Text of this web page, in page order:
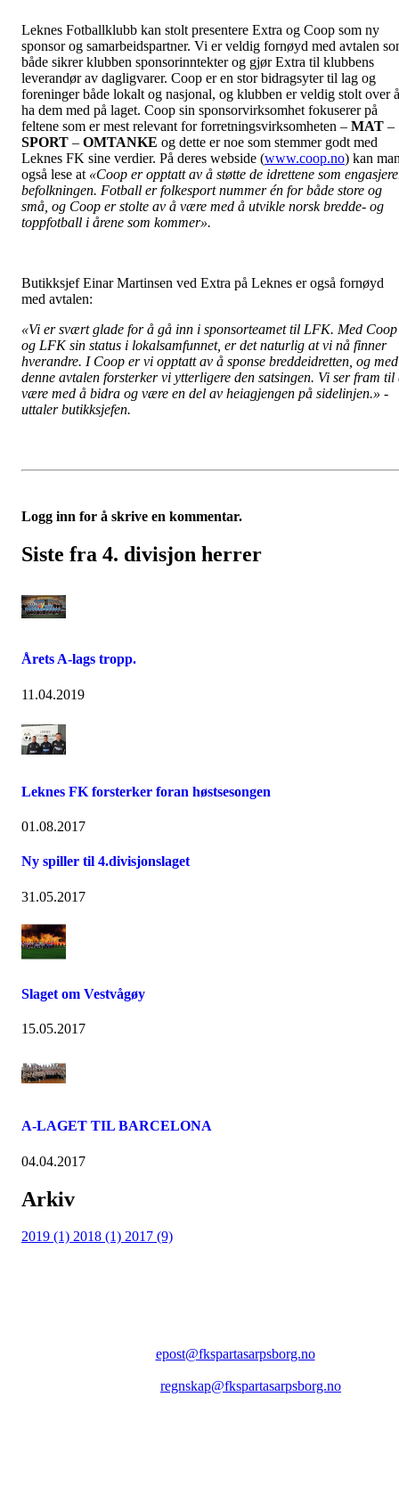
Leknes Fotballklubb kan stolt presentere Extra og Coop som ny
sponsor og samarbeidspartner. Vi er veldig fornøyd med avtalen
både sikrer klubben sponsorinntekter og gjør Extra til klubbens
leverandør av dagligvarer. Coop er en stor bidragsyter til lag og
foreninger både lokalt og nasjonal, og klubben er veldig stolt over å
ha dem med på laget. Coop sin sponsorvirksomhet fokuserer på
feltene som er mest relevant for forretningsvirksomheten – MAT –
SPORT – OMTANKE og dette er noe som stemmer godt med
Leknes FK sine verdier. På deres webside (www.coop.no) kan
også lese at «Coop er opptatt av å støtte de idrettene som
befolkningen. Fotball er folkesport nummer én for både store og
små, og Coop er stolte av å være med å utvikle norsk bredde- og
toppfotball i årene som kommer».
Butikksjef Einar Martinsen ved Extra på Leknes er også fornøyd
med avtalen:
«Vi er svært glade for å gå inn i sponsorteamet til LFK. Med Coop
og LFK sin status i lokalsamfunnet, er det naturlig at vi nå finner
hverandre. I Coop er vi opptatt av å sponse breddeidretten, og med
denne avtalen forsterker vi ytterligere den satsingen. Vi ser fram til
være med å bidra og være en del av heiagjengen på sidelinjen.» -
uttaler butikksjefen.
Logg inn for å skrive en kommentar.
Siste fra 4. divisjon herrer
Årets A-lags tropp.
11.04.2019
Leknes FK forsterker foran høstsesongen
01.08.2017
Ny spiller til 4.divisjonslaget
31.05.2017
Slaget om Vestvågøy
15.05.2017
A-LAGET TIL BARCELONA
04.04.2017
Arkiv
2019 (1) 2018 (1) 2017 (9)
epost@fkspartasarpsborg.no
regnskap@fkspartasarpsborg.no